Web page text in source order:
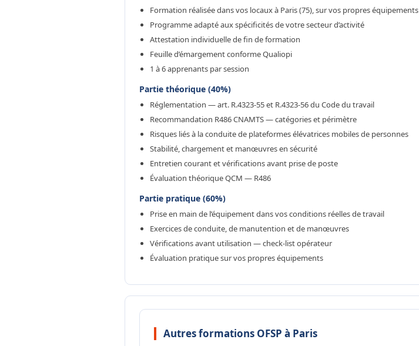
Formation réalisée dans vos locaux à Paris (75), sur vos propres équipements
Programme adapté aux spécificités de votre secteur d’activité
Attestation individuelle de fin de formation
Feuille d’émargement conforme Qualiopi
1 à 6 apprenants par session
Partie théorique (40%)
Réglementation — art. R.4323-55 et R.4323-56 du Code du travail
Recommandation R486 CNAMTS — catégories et périmètre
Risques liés à la conduite de plateformes élévatrices mobiles de personnes
Stabilité, chargement et manœuvres en sécurité
Entretien courant et vérifications avant prise de poste
Évaluation théorique QCM — R486
Partie pratique (60%)
Prise en main de l’équipement dans vos conditions réelles de travail
Exercices de conduite, de manutention et de manœuvres
Vérifications avant utilisation — check-list opérateur
Évaluation pratique sur vos propres équipements
Autres formations OFSP à Paris